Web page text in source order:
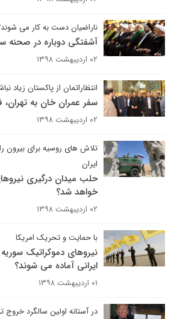
ناراضیان دست به کار می
آشفتگی دوباره در صحنه
۰۲ اردیبهشت ۱۳۹۸
انتظاراتمان از پاکستان زیاد
سفر عمران خان به
۰۲ اردیبهشت ۱۳۹۸
تلاش های روسیه برای بیرون
ایران
حلب میدان درگیری
خواهد شد؟
۰۲ اردیبهشت ۱۳۹۸
با حمایت و تحریک امریکا
نیروهای دموکراتیک
ایرانی آماده می شوند؟
۰۱ اردیبهشت ۱۳۹۸
در آستانه اولین سالگرد خروج